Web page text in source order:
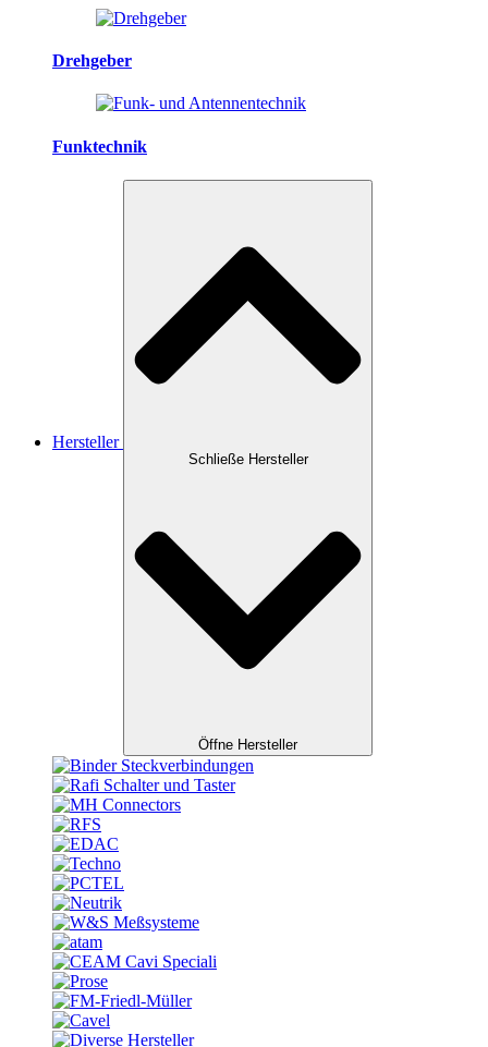
Drehgeber
Funktechnik
Hersteller
Schließe Hersteller
Öffne Hersteller